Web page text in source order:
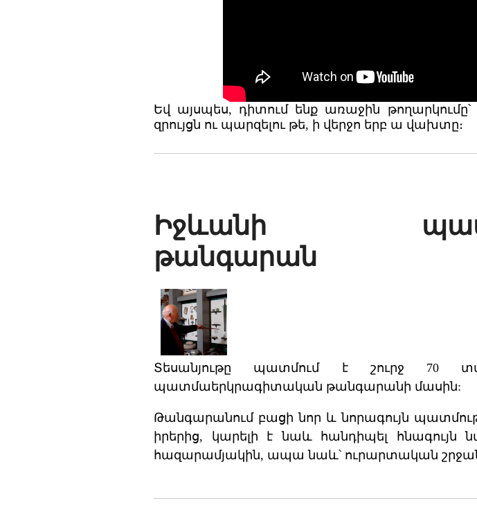
Եվ այսպես, դիտում ենք առաջին
զրույցն ու պարզելու թե, ի վերջո երբ ա վախտը։
Իջևանի
թանգարան
Տեսանյութը պատմում է շուրջ 70
պատմաերկրագիտական թանգարանի մասին:
Թանգարանում բացի նոր և նորագույն
իրերից, կարելի է նաև հանդիպել հնագույն
հազարամյակին, ապա նաև՝ ուրարտական